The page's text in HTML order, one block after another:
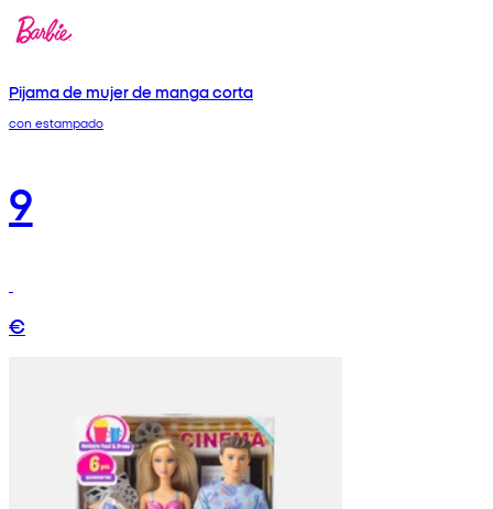
Pijama de mujer de manga corta
con estampado
9
€